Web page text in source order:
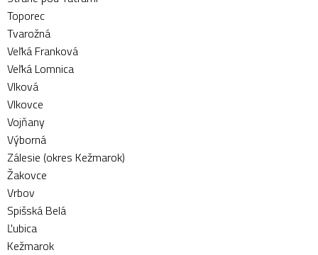
Toporec
Tvarožná
Veľká Franková
Veľká Lomnica
Vlková
Vlkovce
Vojňany
Výborná
Zálesie (okres Kežmarok)
Žakovce
Vrbov
Spišská Belá
Ľubica
Kežmarok